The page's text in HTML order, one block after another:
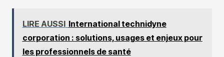
LIRE AUSSI International technidyne
corporation : solutions, usages et enjeux pour
les professionnels de santé